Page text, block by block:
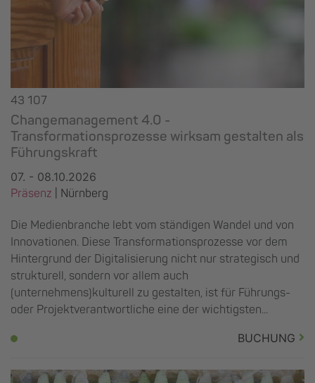
43 107
Changemanagement 4.0 -
Transformationsprozesse wirksam gestalten als
Führungskraft
07. - 08.10.2026
Präsenz
Nürnberg
Die Medienbranche lebt vom ständigen Wandel und von
Innovationen. Diese Transformationsprozesse vor dem
Hintergrund der Digitalisierung nicht nur strategisch und
strukturell, sondern vor allem auch
(unternehmens)kulturell zu gestalten, ist für Führungs-
oder Projektverantwortliche eine der wichtigsten...
BUCHUNG